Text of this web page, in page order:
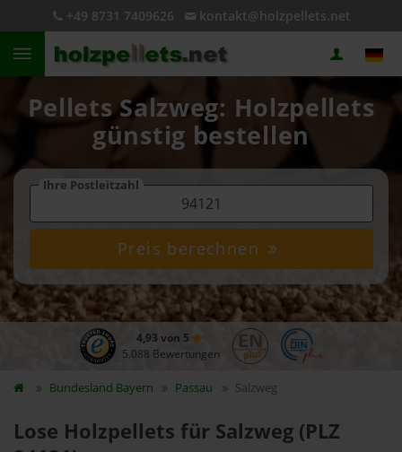
+49 8731 7409626 kontakt@holzpellets.net
Pellets Salzweg: Holzpellets
günstig bestellen
Ihre Postleitzahl
Preis berechnen
4,93 von 5
5.088 Bewertungen
Bundesland Bayern Passau Salzweg
Lose Holzpellets für Salzweg (PLZ